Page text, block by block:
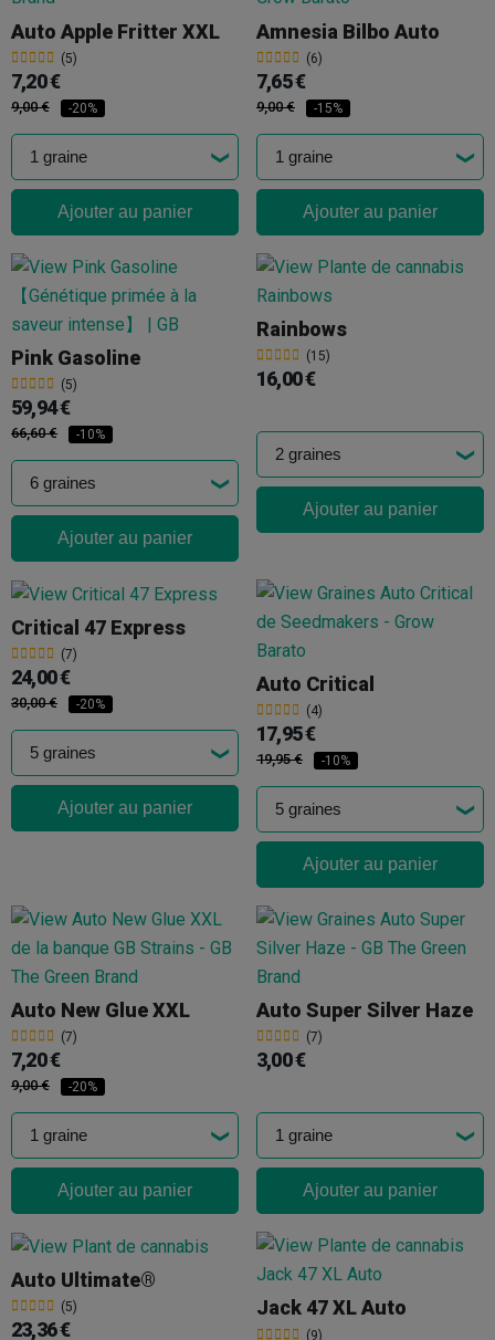
Auto Apple Fritter XXL
(5)
7,20 €
9,00 € -20%
Ajouter au panier
Amnesia Bilbo Auto
(6)
7,65 €
9,00 € -15%
Ajouter au panier
Pink Gasoline
(5)
59,94 €
66,60 € -10%
Ajouter au panier
Rainbows
(15)
16,00 €
Ajouter au panier
Critical 47 Express
(7)
24,00 €
30,00 € -20%
Ajouter au panier
Auto Critical
(4)
17,95 €
19,95 € -10%
Ajouter au panier
Auto New Glue XXL
(7)
7,20 €
9,00 € -20%
Ajouter au panier
Auto Super Silver Haze
(7)
3,00 €
Ajouter au panier
Auto Ultimate®
(5)
23,36 €
Jack 47 XL Auto
(9)